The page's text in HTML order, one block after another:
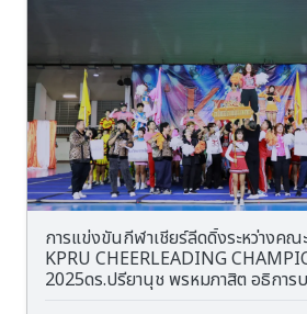
การแข่งขันกีฬาเชียร์ลีดดิ้งระหว่างคณ
KPRU CHEERLEADING
2025ดร.ปรียานุช พรหมภาสิต อธิการบดีมหาวิทยาลัยราชภัฏ